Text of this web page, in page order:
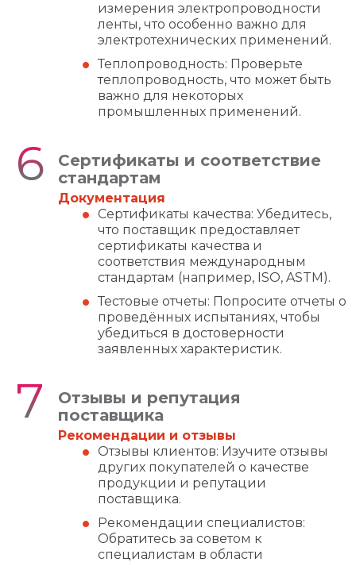
измерения электропроводности
ленты, что особенно важно для
электротехнических применений.
Теплопроводность: Проверьте
теплопроводность, что может быть
важно для некоторых
промышленных применений.
Сертификаты и соответствие
стандартам
Документация
Сертификаты качества: Убедитесь,
что поставщик предоставляет
сертификаты качества и
соответствия международным
стандартам (например, ISO, ASTM).
Тестовые отчеты: Попросите отчеты о
проведённых испытаниях, чтобы
убедиться в достоверности
заявленных характеристик.
Отзывы и репутация
поставщика
Рекомендации и отзывы
Отзывы клиентов: Изучите отзывы
других покупателей о качестве
продукции и репутации
поставщика.
Рекомендации специалистов:
Обратитесь за советом к
специалистам в области